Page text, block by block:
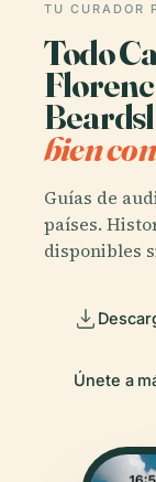
TU CURADOR
Todo
bien
Guías de
países.
disponibles
Únete a